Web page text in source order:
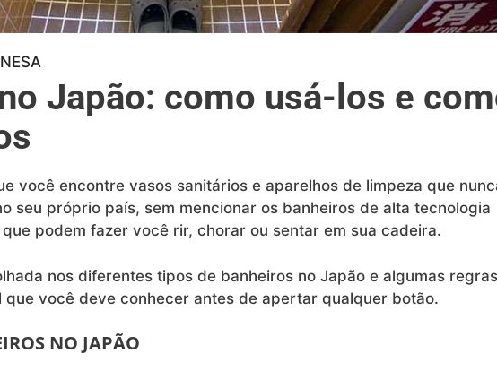
Japão: como usá-los e
você encontre vasos sanitários e aparelhos de limpeza que
seu próprio país, sem mencionar os banheiros de alta tecnologia
que podem fazer você rir, chorar ou sentar em sua cadeira.
nos diferentes tipos de banheiros no Japão e algumas regras
que você deve conhecer antes de apertar qualquer botão.
NO JAPÃO